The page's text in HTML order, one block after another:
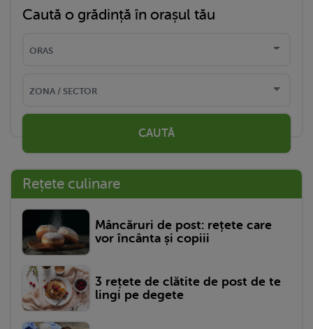
Caută o grădință în orașul tău
CAUTĂ
Rețete culinare
Mâncăruri de post: rețete care
vor încânta și copiii
3 rețete de clătite de post de te
lingi pe degete